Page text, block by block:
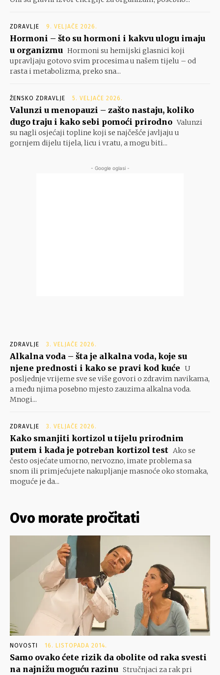
ZDRAVLJE 9. VELJAČE 2026.
Hormoni – što su hormoni i kakvu ulogu imaju
u organizmu Hormoni su hemijski glasnici koji
upravljaju gotovo svim procesima u našem tijelu – od
rasta i metabolizma, preko sna...
ŽENSKO ZDRAVLJE 5. VELJAČE 2026.
Valunzi u menopauzi – zašto nastaju, koliko
dugo traju i kako sebi pomoći prirodno Valunzi
su nagli osjećaji topline koji se najčešće javljaju u
gornjem dijelu tijela, licu i vratu, a mogu biti...
- Google oglasi -
ZDRAVLJE 3. VELJAČE 2026.
Alkalna voda – šta je alkalna voda, koje su
njene prednosti i kako se pravi kod kuće U
posljednje vrijeme sve se više govori o zdravim navikama,
a među njima posebno mjesto zauzima alkalna voda.
Mnogi...
ZDRAVLJE 3. VELJAČE 2026.
Kako smanjiti kortizol u tijelu prirodnim
putem i kada je potreban kortizol test Ako se
često osjećate umorno, nervozno, imate problema sa
snom ili primjećujete nakupljanje masnoće oko stomaka,
moguće je da...
Ovo morate pročitati
NOVOSTI 16. LISTOPADA 2014.
Samo ovako ćete rizik da obolite od raka svesti
na najnižu moguću razinu Stručnjaci za rak pri